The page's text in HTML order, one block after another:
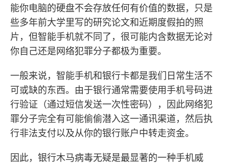
能你电脑的硬盘不会存放任何有价值的数据，只是
些多年前大学里写的研究论文和近期度假拍的照
片，但智能手机就不同了，很可能内含数据无论对
你自己还是网络犯罪分子都极为重要。
一般来说，智能手机和银行卡都是我们日常生活不
可或缺的东西。由于银行通常需要使用手机号码进
行验证（通过短信发送一次性密码），因此网络犯
罪分子完全有可能偷偷潜入这一通讯渠道，然后执
行非法支付以及从你的银行账户中转走资金。
因此，银行木马病毒无疑是最显著的一种手机威